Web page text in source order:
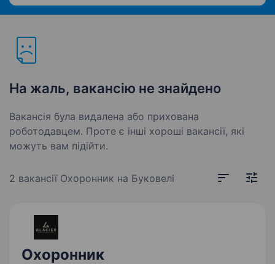
На жаль, вакансію не знайдено
Вакансія була видалена або прихована
роботодавцем. Проте є інші хороші вакансії, які
можуть вам підійти.
2 вакансії Охоронник на Буковелі
Охоронник